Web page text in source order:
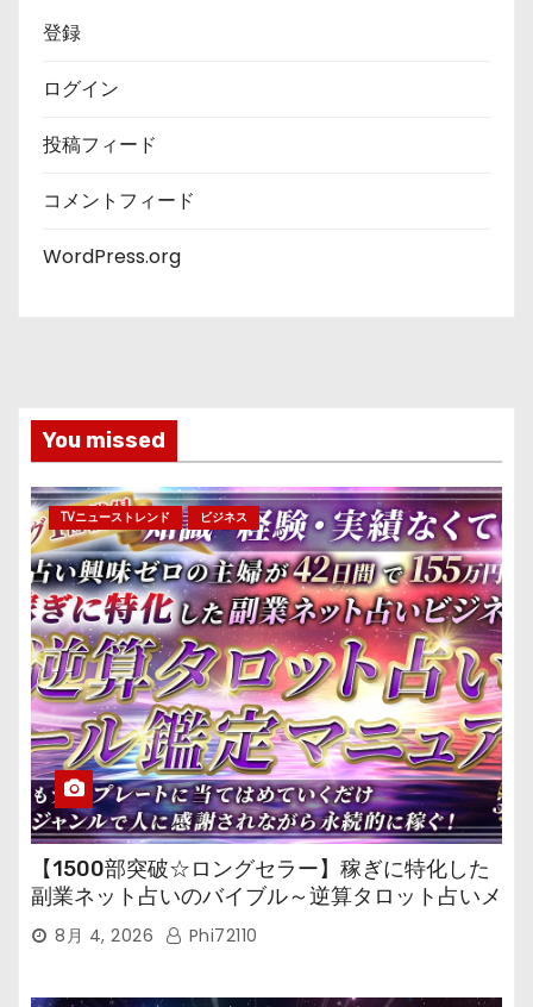
登録
ログイン
投稿フィード
コメントフィード
WordPress.org
You missed
TVニューストレンド ビジネス
【1500部突破☆ロングセラー】稼ぎに特化した
副業ネット占いのバイブル～逆算タロット占いメ
ール鑑定マニュアル～
8月 4, 2026 Phi72110